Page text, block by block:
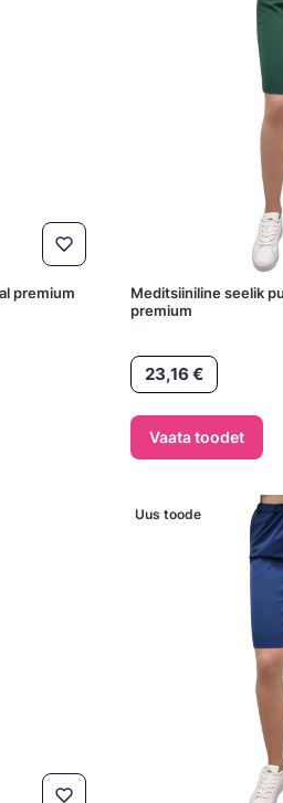
premium
Meditsiiniline seelik
premium
Hind23,16 €
Vaata toodet
Uus toode